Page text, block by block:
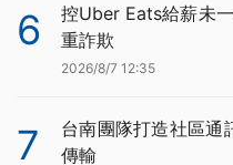
6
控Uber Eats給薪未
重詐欺
2026/8/7 12:35
7
台南團隊打造社區通
傳輸